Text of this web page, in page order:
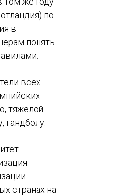
по
в
понять
всех
тяжелой
гандболу.
странах на